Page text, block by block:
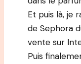
Et puis là, je
de Sephora
vente sur
Puis